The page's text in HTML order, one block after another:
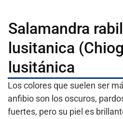
Salamandra
lusitanica
lusitánica
Los colores que suelen ser
anfibio son los oscuros,
fuertes, pero su piel es